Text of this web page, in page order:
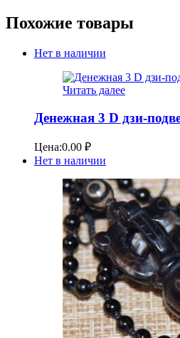
Похожие товары
Нет в наличии
Читать далее
Денежная 3 D дзи-
Цена:0.00 ₽
Нет в наличии